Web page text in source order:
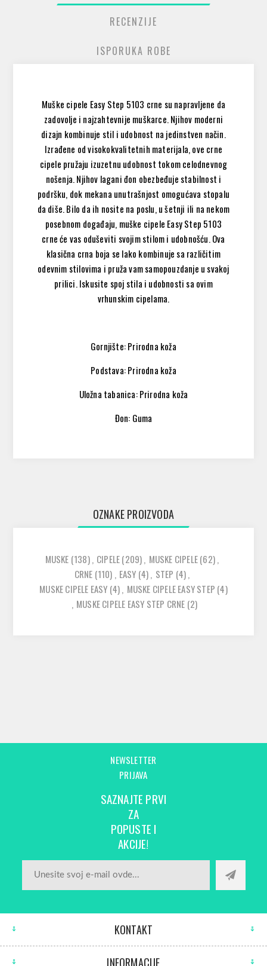
RECENZIJE
ISPORUKA ROBE
Muške cipele Easy Step 5103 crne su napravljene da
zadovolje i najzahtevnije muškarce. Njihov moderni
dizajn kombinuje stil i udobnost na jedinstven način.
Izrađene od visokokvalitetnih materijala, ove crne
cipele pružaju izuzetnu udobnost tokom celodnevnog
nošenja. Njihov lagani đon obezbeđuje stabilnost i
podršku, dok mekana unutrašnjost omogućava stopalu
da diše. Bilo da ih nosite na poslu, u šetnji ili na nekom
posebnom događaju, muške cipele Easy Step 5103
crne će vas oduševiti svojim stilom i udobnošću. Ova
klasična crna boja se lako kombinuje sa različitim
odevnim stilovima i pruža vam samopouzdanje u svakoj
prilici. Iskusite spoj stila i udobnosti sa ovim
vrhunskim cipelama.
Gornjište: Prirodna koža
Podstava: Prirodna koža
Uložna tabanica: Prirodna koža
Đon: Guma
OZNAKE PROIZVODA
MUSKE (138), CIPELE(209), MUSKE CIPELE(62),
CRNE (110) , EASY (4), STEP (4),
MUSKE CIPELE EASY (4), MUSKE CIPELE EASY STEP (4)
, MUSKE CIPELE EASY STEP CRNE (2)
NEWSLETTER
PRIJAVA
SAZNAJTE PRVI
ZA
POPUSTE I
AKCIJE!
KONTAKT
INFORMACIJE